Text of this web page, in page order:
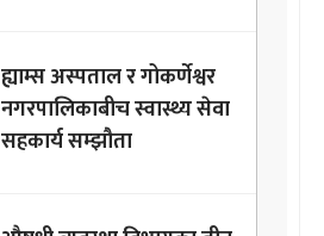
ह्याम्स अस्पताल र गोकर्णेश्वर
नगरपालिकाबीच स्वास्थ्य सेवा
सहकार्य सम्झौता